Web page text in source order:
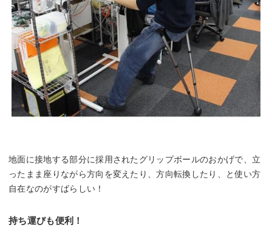
地面に接地する部分に採用されたグリップボールのおかげで、立
ったまま座りながら方向を変えたり、方向転換したり、と使い方
自在なのがすばらしい！
持ち運びも便利！